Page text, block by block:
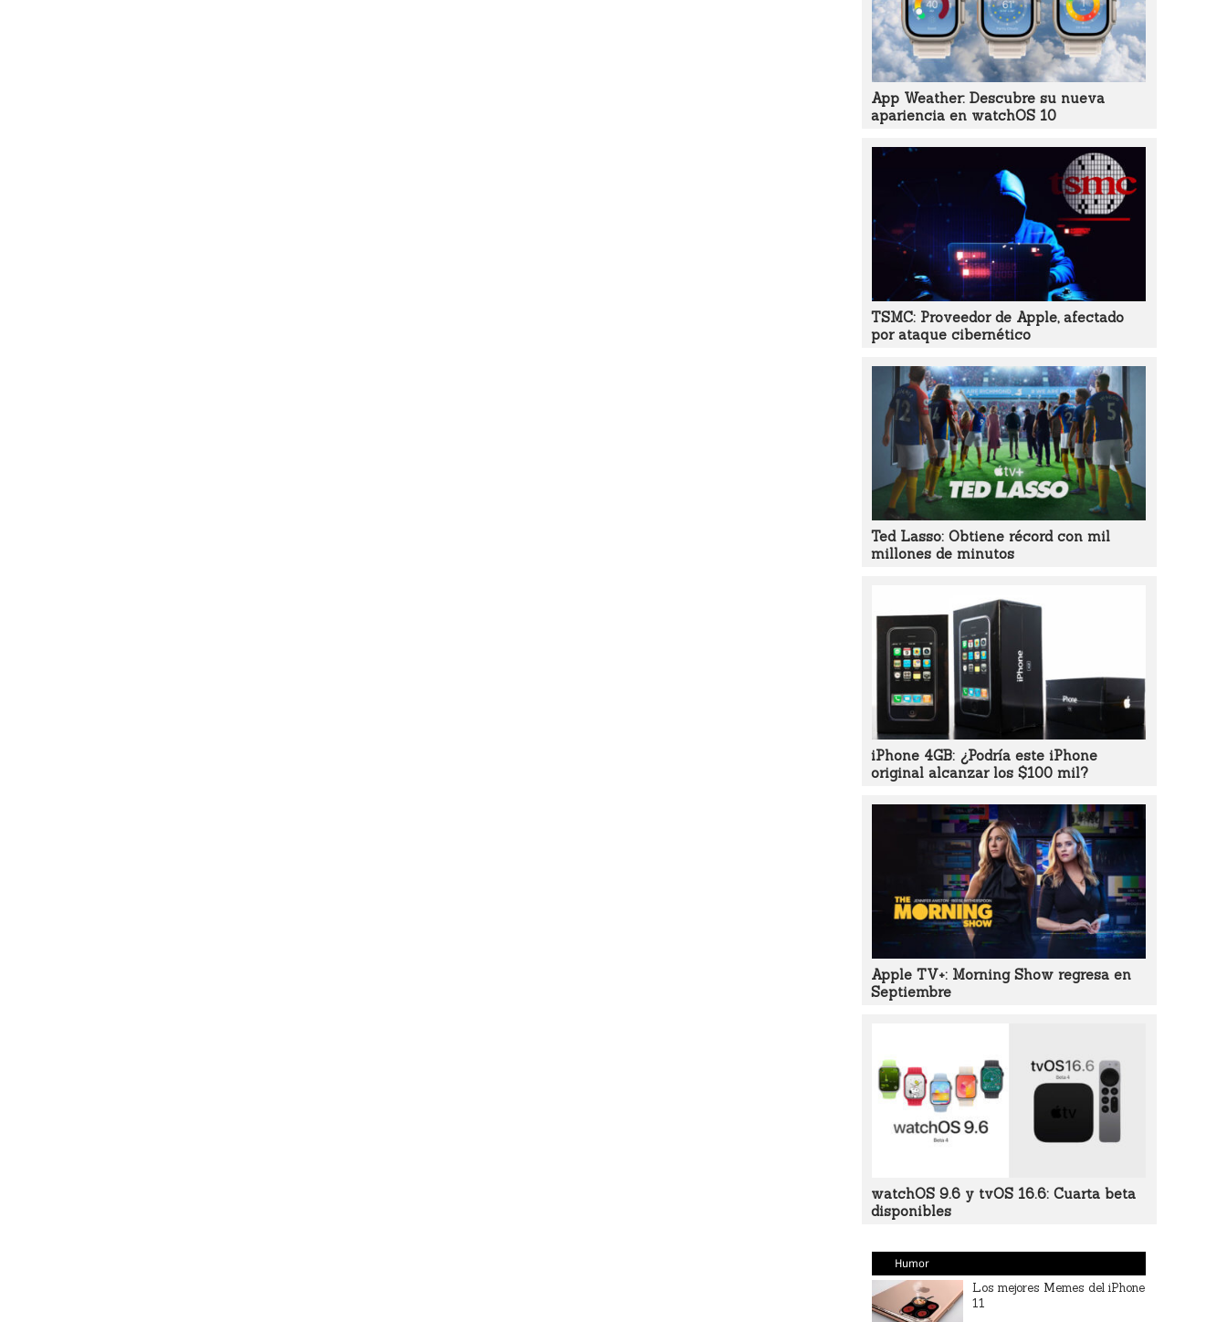
App Weather: Descubre su nueva
apariencia en watchOS 10
TSMC: Proveedor de Apple, afectado
por ataque cibernético
Ted Lasso: Obtiene récord con mil
millones de minutos
iPhone 4GB: ¿Podría este iPhone
original alcanzar los $100 mil?
Apple TV+: Morning Show regresa en
Septiembre
watchOS 9.6 y tvOS 16.6: Cuarta beta
disponibles
Humor
Los mejores Memes del iPhone
11